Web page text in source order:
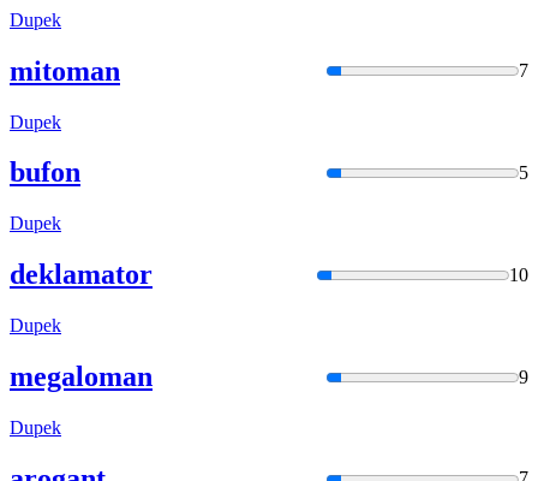
Dupek
mitoman 7
Dupek
bufon 5
Dupek
deklamator 10
Dupek
megaloman 9
Dupek